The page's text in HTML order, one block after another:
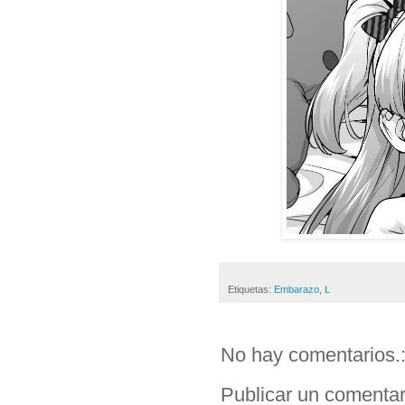
Etiquetas: Embarazo L
No hay comentarios.:
Publicar un